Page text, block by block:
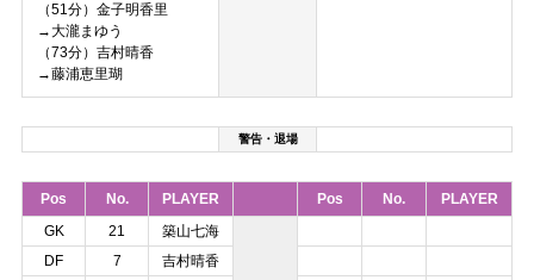
（51分）金子明香里
→大瀧まゆう
（73分）吉村晴香
→藤浦恵里瑚
警告・退場
Pos No. PLAYER Pos No.
PLAYER
GK
21 築山七海
DF 7
吉村晴香